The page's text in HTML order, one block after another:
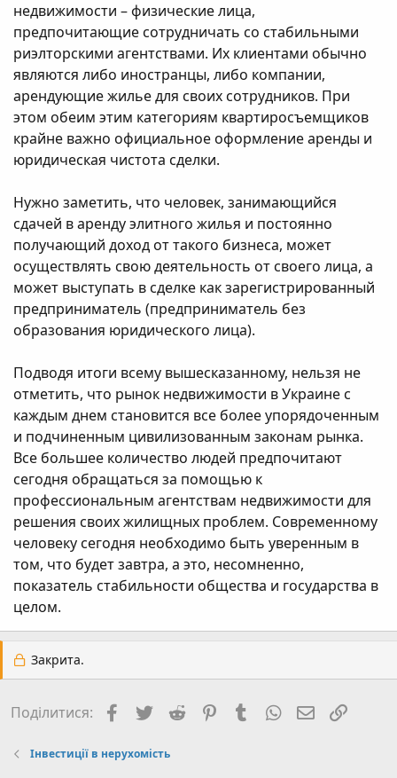
недвижимости – физические лица,
предпочитающие сотрудничать со стабильными
риэлторскими агентствами. Их клиентами обычно
являются либо иностранцы, либо компании,
арендующие жилье для своих сотрудников. При
этом обеим этим категориям квартиросъемщиков
крайне важно официальное оформление аренды и
юридическая чистота сделки.
Нужно заметить, что человек, занимающийся
сдачей в аренду элитного жилья и постоянно
получающий доход от такого бизнеса, может
осуществлять свою деятельность от своего лица, а
может выступать в сделке как зарегистрированный
предприниматель (предприниматель без
образования юридического лица).
Подводя итоги всему вышесказанному, нельзя не
отметить, что рынок недвижимости в Украине с
каждым днем становится все более упорядоченным
и подчиненным цивилизованным законам рынка.
Все большее количество людей предпочитают
сегодня обращаться за помощью к
профессиональным агентствам недвижимости для
решения своих жилищных проблем. Современному
человеку сегодня необходимо быть уверенным в
том, что будет завтра, а это, несомненно,
показатель стабильности общества и государства в
целом.
Закрита.
Поділитися: Facebook
TwitterReddit PinterestTumblrWhatsApp
E-mail
Інвестиції в нерухомість